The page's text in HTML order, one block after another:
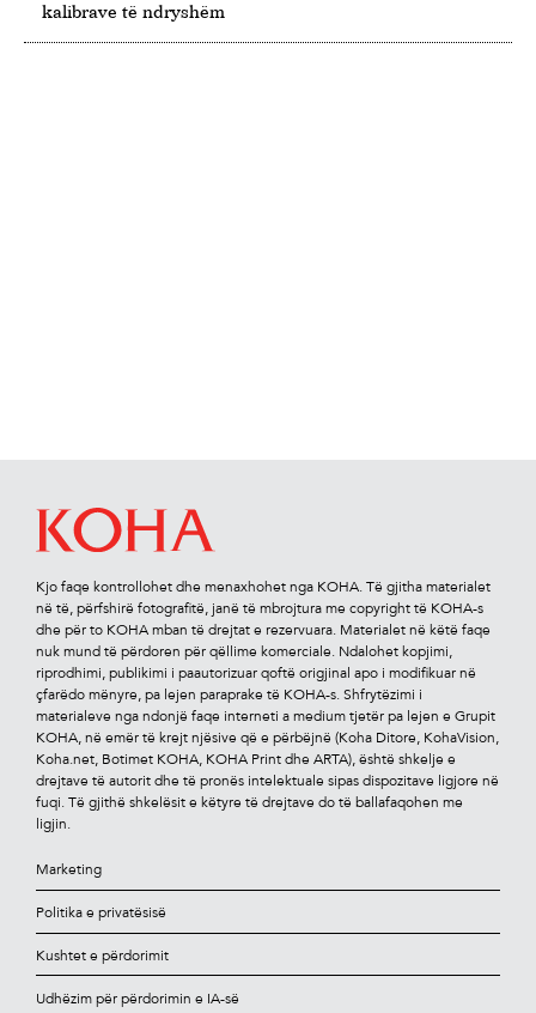
kalibrave të ndryshëm
Kjo faqe kontrollohet dhe menaxhohet nga KOHA. Të gjitha materialet
në të, përfshirë fotograﬁtë, janë të mbrojtura me copyright të KOHA-s
dhe për to KOHA mban të drejtat e rezervuara. Materialet në këtë faqe
nuk mund të përdoren për qëllime komerciale. Ndalohet kopjimi,
riprodhimi, publikimi i paautorizuar qoftë origjinal apo i modiﬁkuar në
çfarëdo mënyre, pa lejen paraprake të KOHA-s. Shfrytëzimi i
materialeve nga ndonjë faqe interneti a medium tjetër pa lejen e Grupit
KOHA, në emër të krejt njësive që e përbëjnë (Koha Ditore, KohaVision,
Koha.net, Botimet KOHA, KOHA Print dhe ARTA), është shkelje e
drejtave të autorit dhe të pronës intelektuale sipas dispozitave ligjore në
fuqi. Të gjithë shkelësit e këtyre të drejtave do të ballafaqohen me
ligjin.
Marketing
Politika e privatësisë
Kushtet e përdorimit
Udhëzim për përdorimin e IA-së